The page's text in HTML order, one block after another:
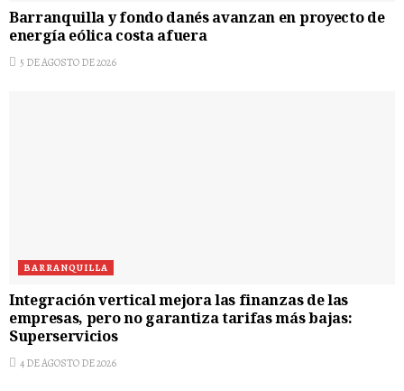
Barranquilla y fondo danés avanzan en proyecto de
energía eólica costa afuera
5 DE AGOSTO DE 2026
BARRANQUILLA
Integración vertical mejora las finanzas de las
empresas, pero no garantiza tarifas más bajas:
Superservicios
4 DE AGOSTO DE 2026